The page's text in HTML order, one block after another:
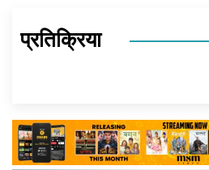
प्रतिक्रिया